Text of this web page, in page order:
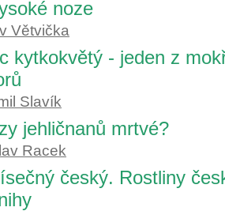
noze
Větvička
kytkokvětý - jeden z
Slavík
jehličnanů mrtvé?
Racek
český. Rostliny